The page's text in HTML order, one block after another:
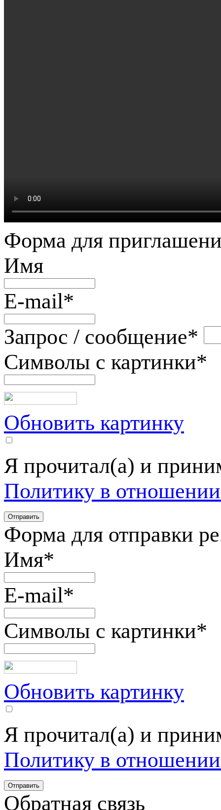
Форма для
Имя
E-mail*
Запрос / сообщение*
Символы с картинки*
Обновить картинку
Я прочитал(а) и
Политику в
Форма для отправки
Имя*
E-mail*
Символы с картинки*
Обновить картинку
Я прочитал(а) и
Политику в
Обратная связь